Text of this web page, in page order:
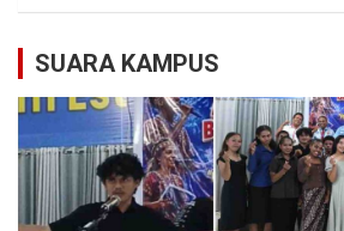
SUARA KAMPUS